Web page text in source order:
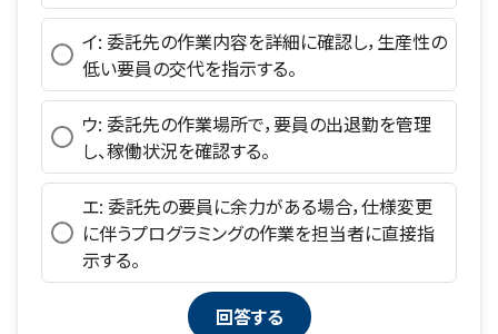
イ: 委託先の作業内容を詳細に確認し，生産性の
低い要員の交代を指示する。
ウ: 委託先の作業場所で，要員の出退勤を管理
し、稼働状況を確認する。
エ: 委託先の要員に余力がある場合，仕様変更
に伴うプログラミングの作業を担当者に直接指
示する。